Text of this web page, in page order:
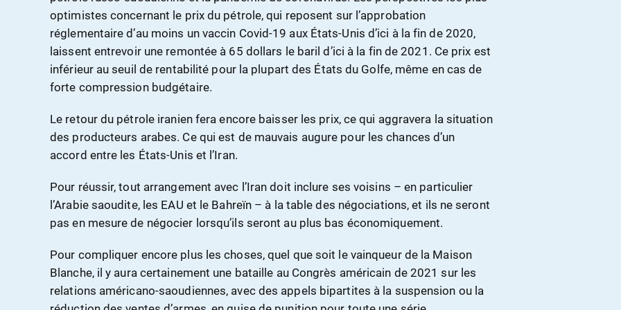
optimistes concernant le prix du pétrole, qui reposent sur l’approbation
réglementaire d’au moins un vaccin Covid-19 aux États-Unis d’ici à la fin de 2020,
laissent entrevoir une remontée à 65 dollars le baril d’ici à la fin de 2021. Ce prix est
inférieur au seuil de rentabilité pour la plupart des États du Golfe, même en cas de
forte compression budgétaire.
Le retour du pétrole iranien fera encore baisser les prix, ce qui aggravera la situation
des producteurs arabes. Ce qui est de mauvais augure pour les chances d’un
accord entre les États-Unis et l’Iran.
Pour réussir, tout arrangement avec l’Iran doit inclure ses voisins – en particulier
l’Arabie saoudite, les EAU et le Bahreïn – à la table des négociations, et ils ne seront
pas en mesure de négocier lorsqu’ils seront au plus bas économiquement.
Pour compliquer encore plus les choses, quel que soit le vainqueur de la Maison
Blanche, il y aura certainement une bataille au Congrès américain de 2021 sur les
relations américano-saoudiennes, avec des appels bipartites à la suspension ou la